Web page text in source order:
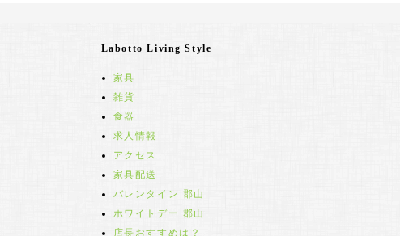
Labotto Living Style
家具
雑貨
食器
求人情報
アクセス
家具配送
バレンタイン 郡山
ホワイトデー 郡山
店長おすすめは？